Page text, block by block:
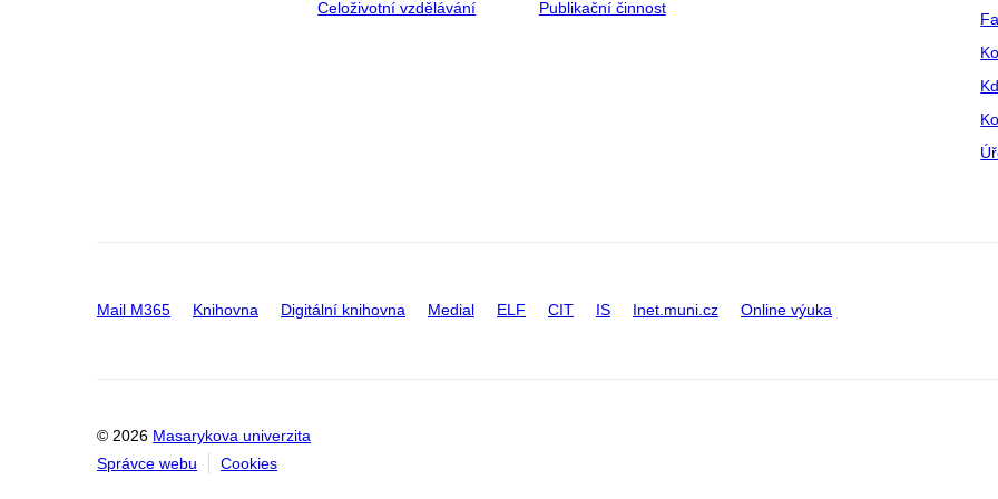
Celoživotní vzdělávání
Publikační činnost
Mail M365 Knihovna Digitální knihovna Medial ELF CIT IS Inet.muni.cz Online výuka
© 2026 Masarykova univerzita
Správce webu
Cookies